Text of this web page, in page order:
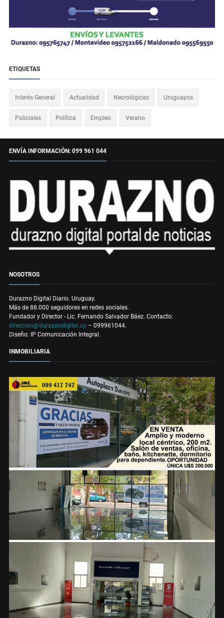
ETIQUETAS
Interés General Actualidad Necrológicas Uruguayos
Policiales Política Empleo Verano
ENVÍA INFORMACIÓN: 099 961 044
NOSOTROS
Durazno Digital Diario. Uruguay.
Más de 88.000 seguidores en redes sociales.
Fundador y Director - Lic. Fernando Salvador Báez. Contacto:
direccion@duraznodigital.uy – 099961044.
Diseño: IP Comunicación Integral.
INMOBILIARIA